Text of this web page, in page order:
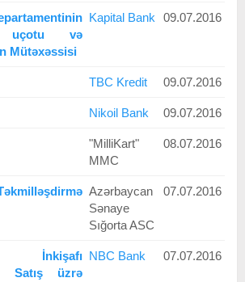
uçotu və
Mütəxəssisi
Kapital Bank 09.07.2016
TBC Kredit 09.07.2016
Nikoil Bank 09.07.2016
"MilliKart"
MMC
08.07.2016
Azərbaycan
Sənaye
Sığorta ASC
07.07.2016
Satış üzrə
NBC Bank 07.07.2016